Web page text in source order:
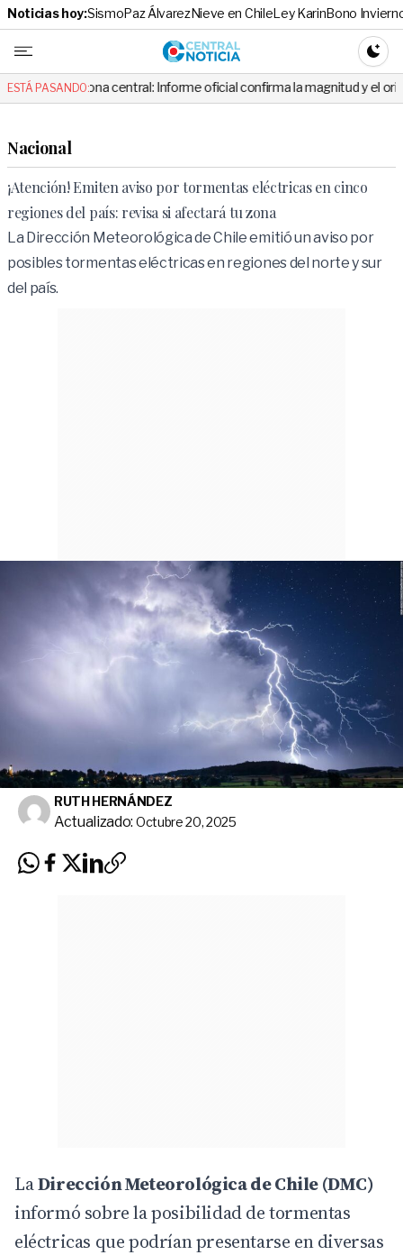
Noticias hoy:SismoPaz ÁlvarezNieve en ChileLey KarinBono
Central
ESTÁ PASANDO:
central: Informe oficial confirma la magnitud y el origen del
Nacional
¡Atención! Emiten aviso por tormentas eléctricas en cinco
regiones del país: revisa si afectará tu zona
La Dirección Meteorológica de Chile emitió un aviso por
posibles tormentas eléctricas en regiones del norte y sur
del país.
RUTH HERNÁNDEZ
Actualizado: Octubre 20, 2025
LaDirección Meteorológica de Chile (DMC)
informó sobre la posibilidad de tormentas
eléctricas que podrían presentarse en diversas